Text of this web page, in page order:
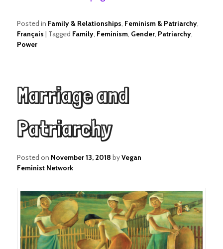
Posted in Family & Relationships, Feminism & Patriarchy,
Français
Tagged Family, Feminism, Gender, Patriarchy,
Power
Marriage and
Patriarchy
Posted on November 13, 2018 byVegan
Feminist Network